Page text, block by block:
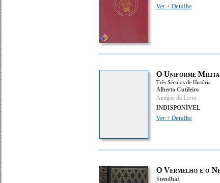
Ver + Detalhe
O Uniforme
Três Séculos de História
Alberto Cutileiro
Amigos do Livro
INDISPONÍVEL
Ver + Detalhe
O Vermelho e o
Stendhal